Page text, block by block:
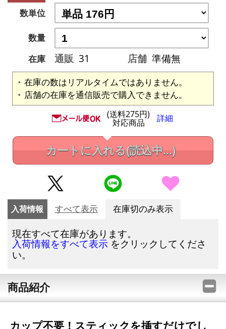
数単位
数量
在庫
通販 31 店舗 準備無
在庫の数はリアルタイムではありません。
店舗の在庫を通信販売で購入できません。
(送料275円)
対応商品 詳細
カートに入れる(読込中...)
入荷情報 すべて表示 在庫切のみ表示
現在すべて在庫があります。
入荷情報をすべて表示 をクリックしてくださ
い。
商品紹介
カップ不要！スティックを挿すだけでし